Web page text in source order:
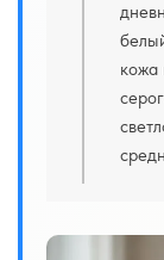
кожа